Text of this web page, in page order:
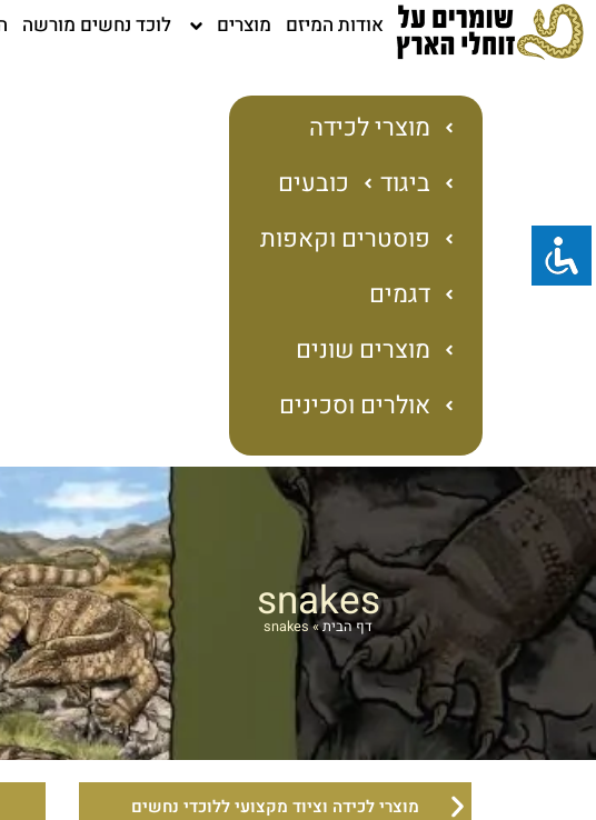
דילוג
לתוכן
אודות המיזם מוצרים לוכד נחשים מורשה
מוצרי לכידה
ביגוד
כובעים
פוסטרים וקאפות
דגמים
מוצרים שונים
אולרים וסכינים
snakes
דף הבית»
snakes
מוצרי לכידה וציוד מקצועי ללוכדי נחשים